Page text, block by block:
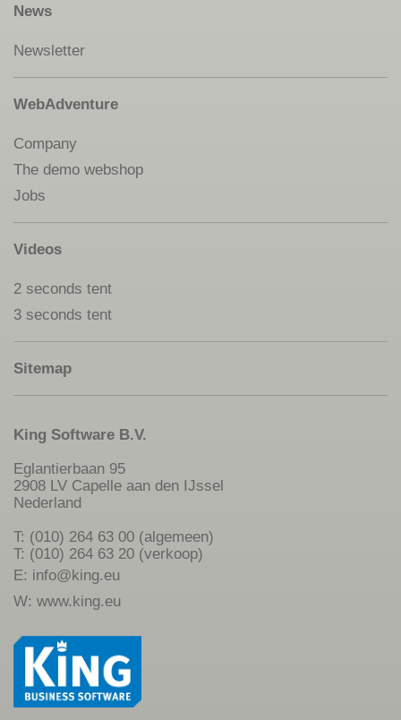
News
Newsletter
WebAdventure
Company
The demo webshop
Jobs
Videos
2 seconds tent
3 seconds tent
Sitemap
King Software B.V.
Eglantierbaan 95
2908 LV Capelle aan den IJssel
Nederland
T: (010) 264 63 00 (algemeen)
T: (010) 264 63 20 (verkoop)
E: info@king.eu
W: www.king.eu